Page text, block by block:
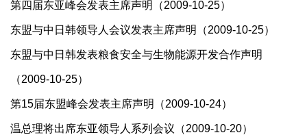
第四届东亚峰会发表主席声明（2009-10-25）
东盟与中日韩领导人会议发表主席声明（2009-10-25）
东盟与中日韩发表粮食安全与生物能源开发合作声明
（2009-10-25）
第15届东盟峰会发表主席声明（2009-10-24）
温总理将出席东亚领导人系列会议（2009-10-20）